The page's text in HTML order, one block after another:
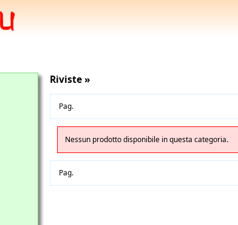
Riviste »
Pag.
Nessun prodotto disponibile in questa categoria.
Pag.